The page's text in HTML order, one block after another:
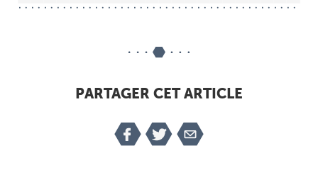
PARTAGER CET ARTICLE